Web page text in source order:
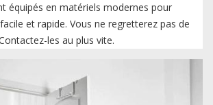
équipés en matériels modernes pour
et rapide. Vous ne regretterez pas de
les au plus vite.